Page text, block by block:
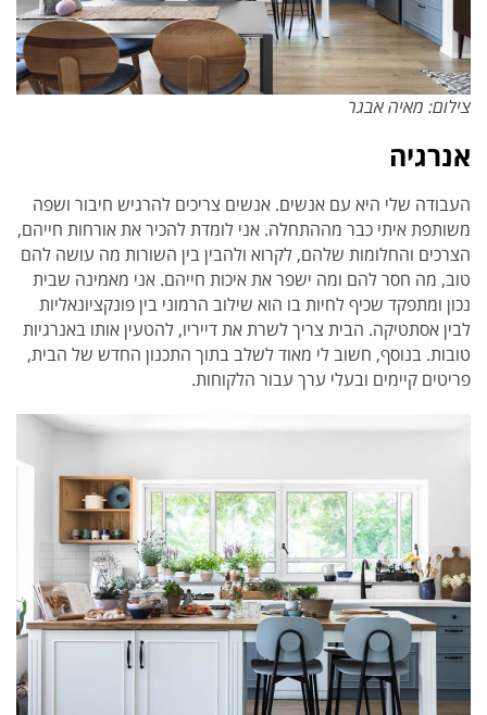
צילום: מאיה אבגר
אנרגיה
העבודה שלי היא עם אנשים. אנשים צריכים להרגיש חיבור ושפה
משותפת איתי כבר מההתחלה. אני לומדת להכיר את אורחות חייהם,
הצרכים והחלומות שלהם, לקרוא ולהבין בין השורות מה עושה להם
טוב, מה חסר להם ומה ישפר את איכות חייהם. אני מאמינה שבית
נכון ומתפקד שכיף לחיות בו הוא שילוב הרמוני בין פונקציונאליות
לבין אסתטיקה. הבית צריך לשרת את דייריו, להטעין אותו באנרגיות
טובות. בנוסף, חשוב לי מאוד לשלב בתוך התכנון החדש של הבית,
פריטים קיימים ובעלי ערך עבור הלקוחות.